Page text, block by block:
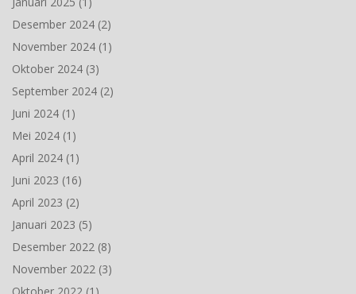
Desember 2024 (2)
November 2024 (1)
Oktober 2024 (3)
September 2024 (2)
Juni 2024 (1)
Mei 2024 (1)
April 2024 (1)
Juni 2023 (16)
April 2023 (2)
Januari 2023 (5)
Desember 2022 (8)
November 2022 (3)